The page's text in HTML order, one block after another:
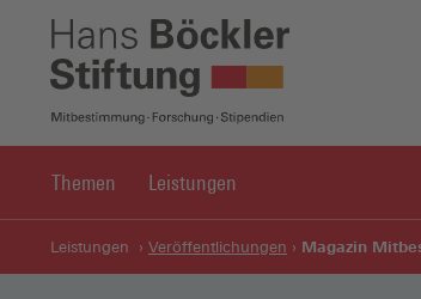
Themen Leistungen
Leistungen Veröffentlichungen Magazin